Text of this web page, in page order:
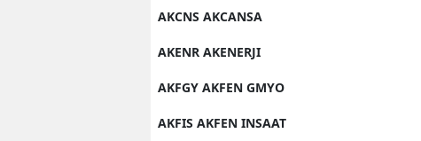
AKCNS AKCANSA
AKENR AKENERJI
AKFGY AKFEN GMYO
AKFIS AKFEN INSAAT